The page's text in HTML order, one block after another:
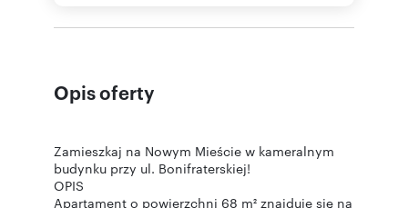
Opis oferty
Zamieszkaj na Nowym Mieście w kameralnym
budynku przy ul. Bonifraterskiej!
OPIS
Apartament o powierzchni 68 m² znajduje się na